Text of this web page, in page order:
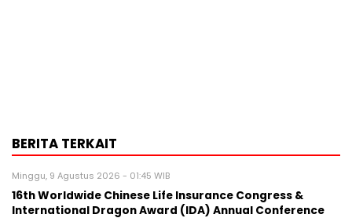
BERITA TERKAIT
Minggu, 9 Agustus 2026 - 01:45 WIB
16th Worldwide Chinese Life Insurance Congress &
International Dragon Award (IDA) Annual Conference